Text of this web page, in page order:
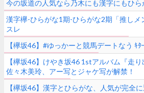
今の坂道の人気なら乃木にも漢字にもひら
漢字欅-ひらがな1期-ひらがな2期「推しメ
スレ
【欅坂46】#ゆっかーと競馬デート
【欅坂46】けやき坂46 1stアルバム『走
佐々木美玲、アー写とジャケ写が解禁！
【欅坂46】漢字とひらがな、人気が完全